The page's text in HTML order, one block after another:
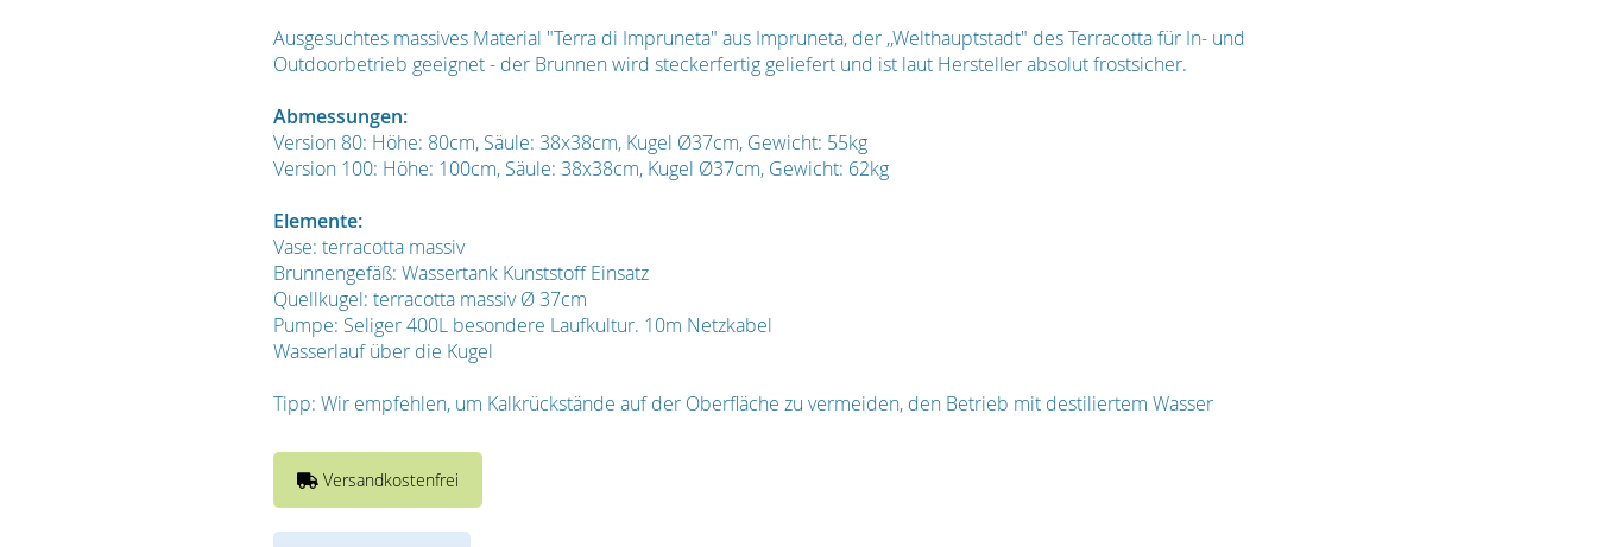
Ausgesuchtes massives Material "Terra di Impruneta" aus Impruneta, der ,,Welthauptstadt" des Terracotta für In- und
Outdoorbetrieb geeignet - der Brunnen wird steckerfertig geliefert und ist laut Hersteller absolut frostsicher.
Abmessungen:
Version 80: Höhe: 80cm, Säule: 38x38cm, Kugel Ø37cm, Gewicht: 55kg
Version 100: Höhe: 100cm, Säule: 38x38cm, Kugel Ø37cm, Gewicht: 62kg
Elemente:
Vase: terracotta massiv
Brunnengefäß: Wassertank Kunststoff Einsatz
Quellkugel: terracotta massiv Ø 37cm
Pumpe: Seliger 400L besondere Laufkultur. 10m Netzkabel
Wasserlauf über die Kugel
Tipp: Wir empfehlen, um Kalkrückstände auf der Oberfläche zu vermeiden, den Betrieb mit destiliertem Wasser
Versandkostenfrei